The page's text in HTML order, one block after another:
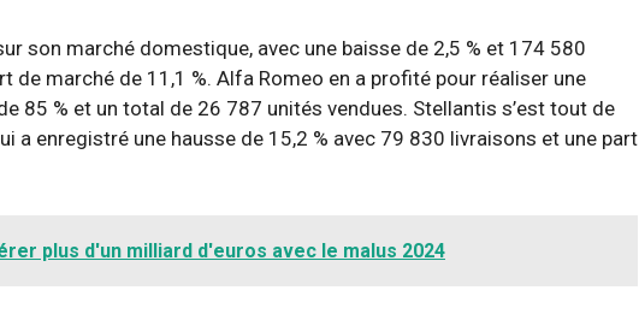
son marché domestique, avec une baisse de 2,5 % et 174 580
de marché de 11,1 %. Alfa Romeo en a profité pour réaliser une
85 % et un total de 26 787 unités vendues. Stellantis s’est tout de
a enregistré une hausse de 15,2 % avec 79 830 livraisons et une part
plus d'un milliard d'euros avec le malus 2024